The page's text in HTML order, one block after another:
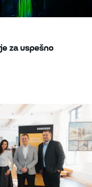
za uspešno